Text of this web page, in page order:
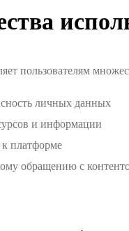
пользователям
личных данных
и информации
платформе
обращению с